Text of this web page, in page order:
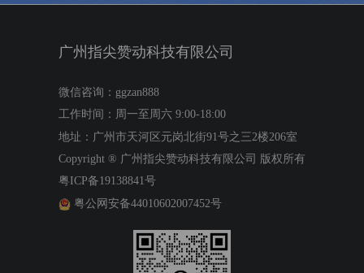
广州指尖赞动科技有限公司
微信咨询：ggzan888
工作时间：周一至周六 9:00-18:00
地址：广州市天河区元岗北街91号之三2楼206室
Copyright ® 广州指尖赞动科技有限公司 版权所有
粤ICP备19138841号
粤公网安备44010602007452号